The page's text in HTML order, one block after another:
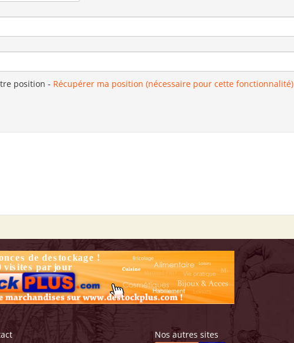
position - Récupérer ma position (nécessaire pour cette fonctionnalité)
Nos autres sites